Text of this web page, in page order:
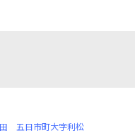
五日市町大字利松